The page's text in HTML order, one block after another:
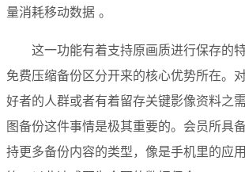
量消耗移动数据 。
这一功能有着支持原画质进行保存的
免费压缩备份区分开来的核心优势所在。
好者的人群或者有着留存关键影像资料之
图备份这件事情是极其重要的。会员所具
持更多备份内容的类型，像是手机里的应